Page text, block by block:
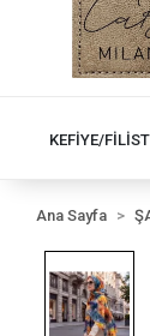
KEFİYE/
Ana Sayfa